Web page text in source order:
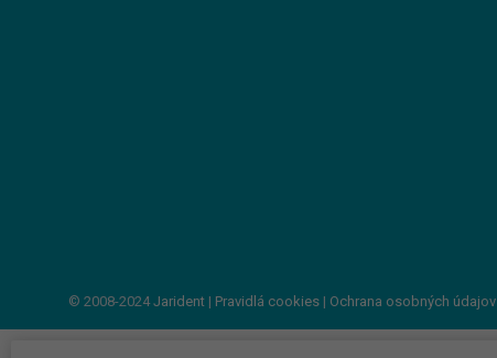
© 2008-2024Jarident | Pravidlá cookies | Ochrana osobných údajov